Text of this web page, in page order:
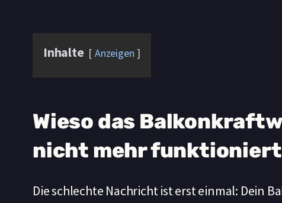
Inhalte Anzeigen
Wieso das
nicht mehr funktioniert
Die schlechte Nachricht ist erst einmal: Dein